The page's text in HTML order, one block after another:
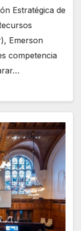
Estratégica de
Emerson
competencia